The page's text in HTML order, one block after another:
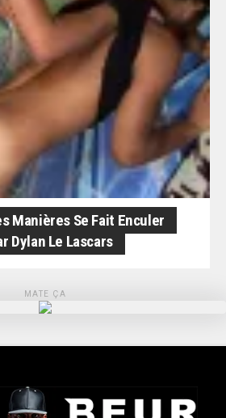
Manières Se Fait Enculer
Dylan Le Lascars
MATE ÇA